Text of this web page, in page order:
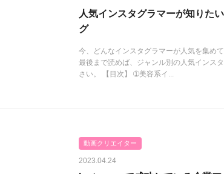
人気インスタグラマーが知りた
グ
今、どんなインスタグラマーが人気を集め
最後まで読めば、ジャンル別の人気インス
さい。 【目次】 ➀美容系イ...
動画クリエイター
2023.04.24